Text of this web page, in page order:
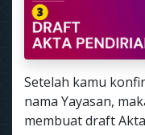
Setelah kamu
nama Yayasan,
membuat draft